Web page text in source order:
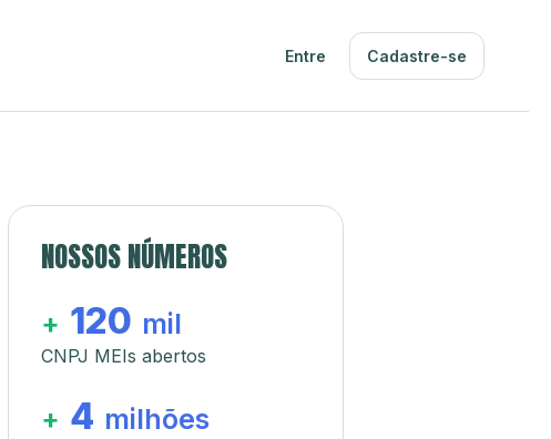
Entre Cadastre-se
NOSSOS NÚMEROS
+ 120 mil
CNPJ MEIs abertos
+ 4 milhões